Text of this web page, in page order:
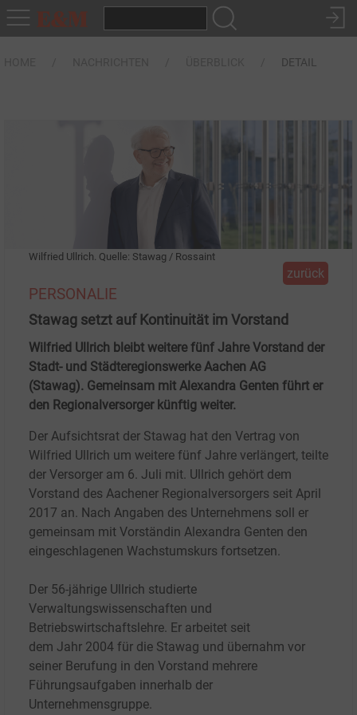
DETAIL
Wilfried Ullrich. Quelle: Stawag / Rossaint
zurück
PERSONALIE
Stawag setzt auf Kontinuität im Vorstand
Wilfried Ullrich bleibt weitere fünf Jahre Vorstand der
Stadt- und Städteregionswerke Aachen AG
(Stawag). Gemeinsam mit Alexandra Genten führt er
den Regionalversorger künftig weiter.
Der Aufsichtsrat der Stawag hat den Vertrag von
Wilfried Ullrich um weitere fünf Jahre verlängert, teilte
der Versorger am 6. Juli mit. Ullrich gehört dem
Vorstand des Aachener Regionalversorgers seit April
2017 an. Nach Angaben des Unternehmens soll er
gemeinsam mit Vorständin Alexandra Genten den
eingeschlagenen Wachstumskurs fortsetzen.
Der 56-jährige Ullrich studierte
Verwaltungswissenschaften und
Betriebswirtschaftslehre. Er arbeitet seit
dem Jahr 2004 für die Stawag und übernahm vor
seiner Berufung in den Vorstand mehrere
Führungsaufgaben innerhalb der
Unternehmensgruppe.